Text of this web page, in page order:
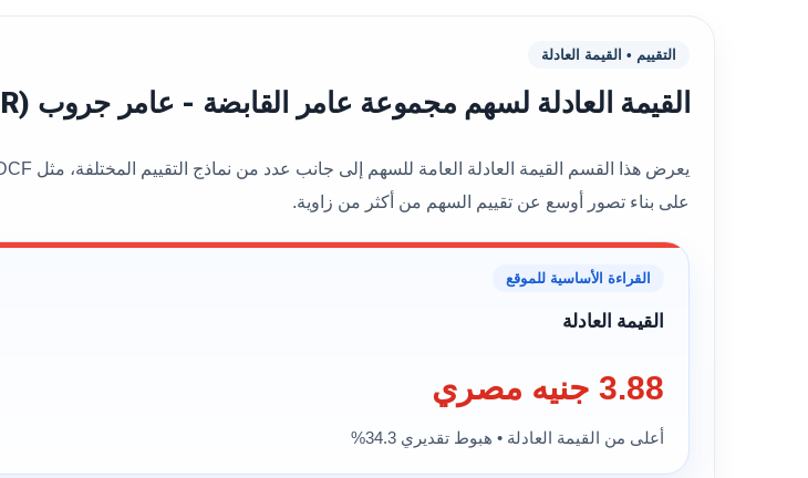
التقييم • القيمة العادلة
القيمة العادلة لسهم مجموعة عامر القابضة - عامر جروب (AMER) حسب النماذج المختلفة
على بناء تصور أوسع عن تقييم السهم من أكثر من زاوية.
القراءة الأساسية للموقع
القيمة العادلة
3.88 جنيه مصري
أعلى من القيمة العادلة • هبوط تقديري 34.3%